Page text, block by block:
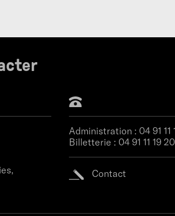
Administration : 04 91 11
Billetterie : 04 91 11 19 20
Contact